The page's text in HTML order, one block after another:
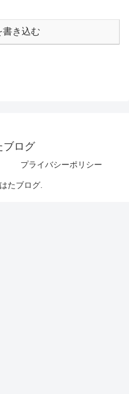
書き込む
ブログ
プライバシーポリシー
たブログ.